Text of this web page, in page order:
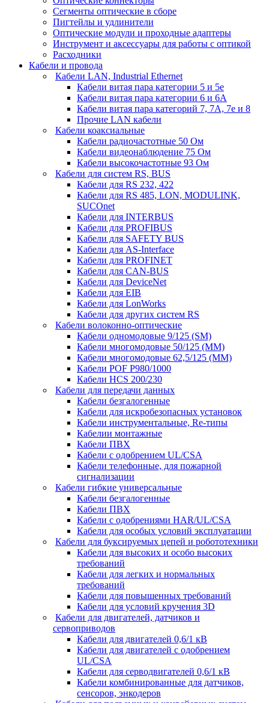
Сегменты оптические в сборе
Пигтейлы и удлинители
Оптические модули и проходные адаптеры
Инструмент и аксессуары для работы с оптикой
Расходники
Кабели и провода
Кабели LAN, Industrial Ethernet
Кабели витая пара категории 5 и 5е
Кабели витая пара категории 6 и 6A
Кабели витая пара категорий 7, 7А, 7е и 8
Прочие LAN кабели
Кабели коаксиальные
Кабели радиочастотные 50 Ом
Кабели видеонаблюдение 75 Ом
Кабели высокочастотные 93 Ом
Кабели для систем RS, BUS
Кабели для RS 232, 422
Кабели для RS 485, LON, MODULINK,
SUCOnet
Кабели для INTERBUS
Кабели для PROFIBUS
Кабели для SAFETY BUS
Кабели для AS-Interface
Кабели для PROFINET
Кабели для CAN-BUS
Кабели для DeviceNet
Кабели для EIB
Кабели для LonWorks
Кабели для других систем RS
Кабели волоконно-оптические
Кабели одномодовые 9/125 (SM)
Кабели многомодовые 50/125 (ММ)
Кабели многомодовые 62,5/125 (ММ)
Кабели POF P980/1000
Кабели HCS 200/230
Кабели для передачи данных
Кабели безгалогенные
Кабели для искробезопасных установок
Кабели инструментальные, Re-типы
Кабелии монтажные
Кабели ПВХ
Кабели с одобрением UL/CSA
Кабели телефонные, для пожарной
сигнализации
Кабели гибкие универсальные
Кабели безгалогенные
Кабели ПВХ
Кабели с одобрениями HAR/UL/CSA
Кабели для особых условий эксплуатации
Кабели для буксируемых цепей и робототехники
Кабели для высоких и особо высоких
требований
Кабели для легких и нормальных
требований
Кабели для повышенных требований
Кабели для условий кручения 3D
Кабели для двигателей, датчиков и
сервоприводов
Кабели для двигателей 0,6/1 кВ
Кабели для двигателей с одобрением
UL/CSA
Кабели для серводвигателей 0,6/1 кВ
Кабели комбинированные для датчиков,
cенсоров, энкодеров